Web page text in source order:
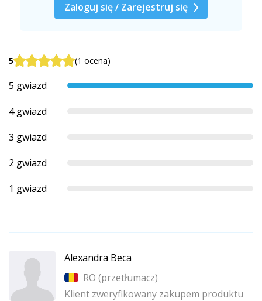
Zaloguj się / Zarejestruj się
5 (1 ocena)
5 gwiazd
4 gwiazd
3 gwiazd
2 gwiazd
1 gwiazd
Alexandra Beca
RO (przetłumacz)
Klient zweryfikowany zakupem produktu